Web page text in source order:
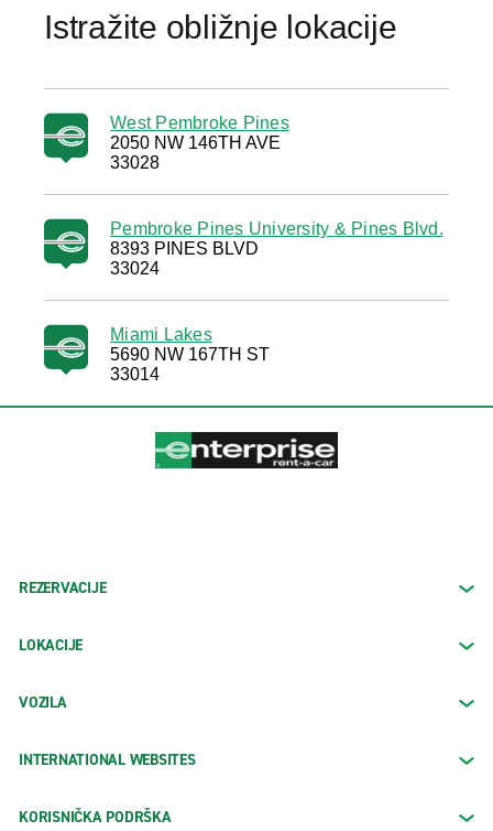
Istražite obližnje lokacije
West Pembroke Pines
2050 NW 146TH AVE
33028
Pembroke Pines University & Pines Blvd.
8393 PINES BLVD
33024
Miami Lakes
5690 NW 167TH ST
33014
REZERVACIJE
LOKACIJE
VOZILA
INTERNATIONAL WEBSITES
KORISNIČKA PODRŠKA